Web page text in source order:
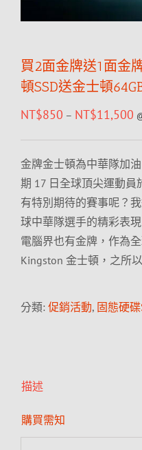
買2面金牌送1面金
頓SSD送金士頓
NT$850 – NT$11,500
金牌金士頓為中華隊加
期 17 日全球頂尖運動員
有特別期待的賽事呢？
球中華隊選手的精彩表
電腦界也有金牌，作為
Kingston 金士頓，之所
分類: 促銷活動, 固態硬碟
描述
購買需知